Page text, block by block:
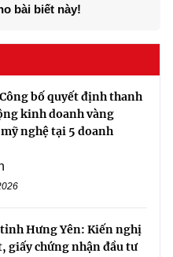
bài biết này!
bố quyết định thanh
kinh doanh vàng
nghệ tại 5 doanh
Hưng Yên: Kiến nghị
giấy chứng nhận đầu tư